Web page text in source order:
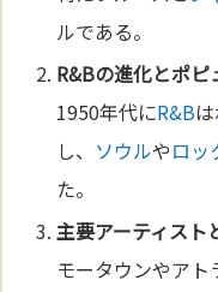
ルである。
R&Bの進化とポピ
1950年代にR&B
し、 ソウルやロッ
た。
主要アーティスト
モータウンやア